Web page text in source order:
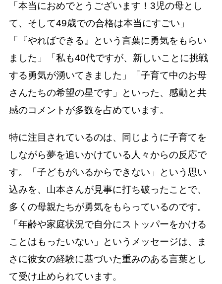
「本当におめでとうございます！3児の母とし
て、そして49歳での合格は本当にすごい」
「『やればできる』という言葉に勇気をもらい
ました」「私も40代ですが、新しいことに挑戦
する勇気が湧いてきました」「子育て中のお母
さんたちの希望の星です」といった、感動と共
感のコメントが多数を占めています。
特に注目されているのは、同じように子育てを
しながら夢を追いかけている人々からの反応で
す。「子どもがいるからできない」という思い
込みを、山本さんが見事に打ち破ったことで、
多くの母親たちが勇気をもらっているのです。
「年齢や家庭状況で自分にストッパーをかける
ことはもったいない」というメッセージは、ま
さに彼女の経験に基づいた重みのある言葉とし
て受け止められています。